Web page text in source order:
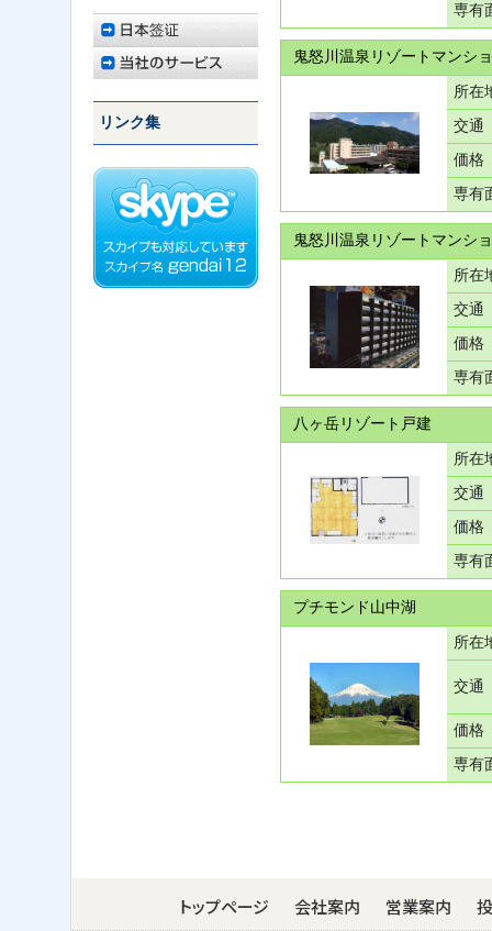
リンク集
専有
鬼怒川温泉リゾートマンシ
所在
交通
価格
専有
鬼怒川温泉リゾートマンシ
所在
交通
価格
専有
八ヶ岳リゾート戸建
所在
交通
価格
専有
プチモンド山中湖
所在
交通
価格
専有
トップページ 会社案内 営業案内